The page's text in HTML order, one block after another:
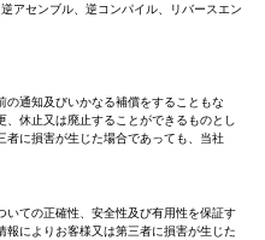
アセンブル、逆コンパイル、リバースエン
の通知及びいかなる補償をすることもな
、休止又は廃止することができるものとし
者に損害が生じた場合であっても、当社
いての正確性、安全性及び有用性を保証す
報によりお客様又は第三者に損害が生じた